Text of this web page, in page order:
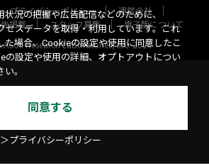
プライバシーポリシー
運営会社
掲載 スタッフ募集
電子版について
ASCII Research Laboratories, Inc. 2026
状況の把握や広告配信などのために、
セスデータを取得・利用しています。これ
た場合、Cookieの設定や使用に同意したこ
の設定や使用の詳細、オプトアウトについ
。
同意する
＞プライバシーポリシー